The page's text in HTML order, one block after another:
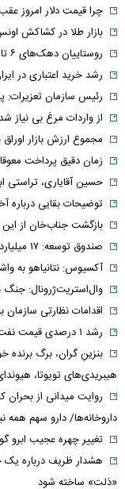
چرا قیمت دلار امروز
بازار طلا در کشاکش
روستاییان دهک‌های ۶ تا ۱۰ حق بیمه می‌پردازند
رشد خرید اعتباری در
رئیس سازمان تعزیرات:
از واردات مرغ بی
مجموع ارزش بازار اوراق بهادار در ۴ بورس ایران از ۲۰
زمان دقیق پرداخت
حسین آقایاری، تراستی
توضیحات بقایی درباره
بازگشت جناب‌خان از
صندوق توسعه: ۱۷ میلیارد دلار مطالبات ارزی نفتی/ پیگیری مسدودی حساب
آکسیوس: نتانیاهو به
وال‌استریت‌ژرونال: جنگ
اقدامات نظارتی سازمان
رشد ۱ درصدی قیمت نفت با نااطمینانی از حصول توافق ایران و آمریکا
بنزینِ گران، برگ
هیبریدی‌های تویوتا،
روایت میدانی از بحران
داروخانه‌ها/ دارو سهم همه
تغییر چهره عجیب ابرو
هشدار ظریف درباره یک
«ذلت» ساخته شود